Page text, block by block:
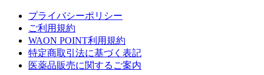
プライバシーポリシー
ご利用規約
WAON POINT利用規約
特定商取引法に基づく表記
医薬品販売に関するご案内